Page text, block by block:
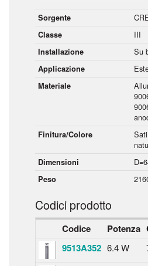
Sorgente
Classe III
Installazione Su
Applicazione
Materiale
Finitura/Colore
Dimensioni
Peso
Codici prodotto
Codice Potenza
9513A352 6.4 W